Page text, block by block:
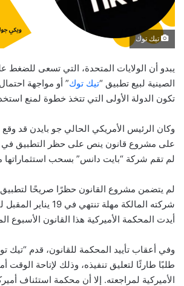
تيك توك
يبدو أن الولايات المتحدة، التي تسعى
الصينية لبيع تطبيق “تيك توك” أو مواجهة
تكون الدولة الأولى التي تتخذ خطوة لمنع
وكان الرئيس الأمريكي الحالي جو بايدن قد
على مشروع قانون ينص على حظر التطبيق في
لم تقم شركة “بايت دانس” بسحب استثماراتها
لم يتضمن مشروع القانون حظرًا صريحًا لتطبيق
شركته المالكة مهلة تنتهي
أيدت المحكمة الأميركية هذا القانون الأسبوع
وفي أعقاب تأييد المحكمة للقانون، قدم “تيك
طلبًا طارئًا لتعليق تنفيذه، وذلك لإتاحة الوقت
الأميركية لمراجعته. إلا أن محكمة استئناف